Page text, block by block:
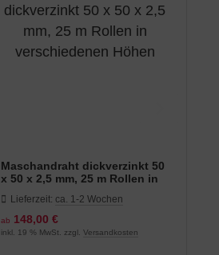
Maschandraht dickverzinkt 50
x 50 x 2,5 mm, 25 m Rollen in
Lieferzeit: ca. 1-2 Wochen
ab 148,00 €
inkl. 19 % MwSt. zzgl. Versandkosten